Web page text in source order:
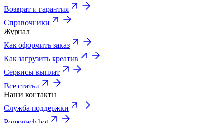
Возврат и гарантия
Справочники
Журнал
Как оформить заказ
Как загрузить креатив
Сервисы выплат
Все статьи
Наши контакты
Служба поддержки